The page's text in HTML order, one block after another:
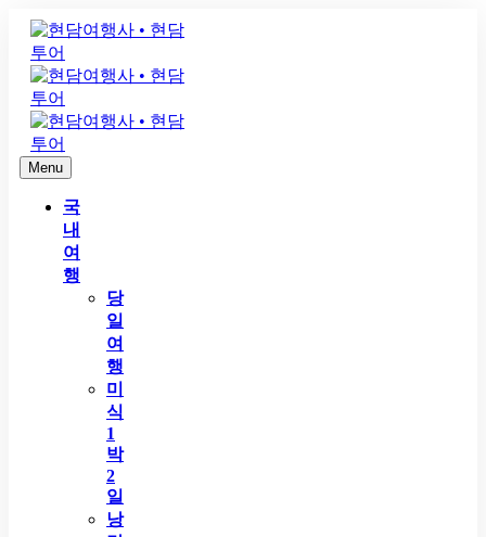
Menu
국
내
여
행
당
일
여
행
미
식
1
박
2
일
낭